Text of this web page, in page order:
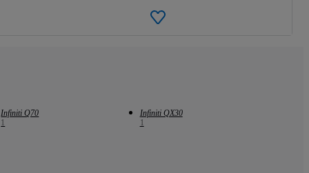
Infiniti Q70
1
Infiniti QX30
1